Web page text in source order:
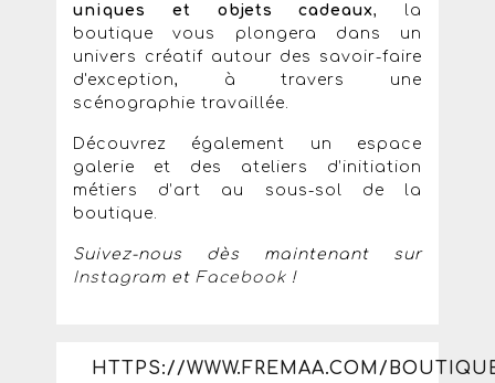
uniques et objets cadeaux, la
boutique vous plongera dans un
univers créatif autour des savoir-faire
d'exception, à travers une
scénographie travaillée.
Découvrez également un espace
galerie et des ateliers d’initiation
métiers d’art au sous-sol de la
boutique.
Suivez-nous dès maintenant sur
Instagram et Facebook !
HTTPS://WWW.FREMAA.COM/